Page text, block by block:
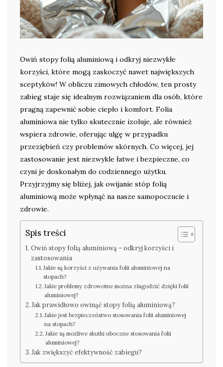
Owiń stopy folią aluminiową i odkryj niezwykłe
korzyści, które mogą zaskoczyć nawet największych
sceptyków! W obliczu zimowych chłodów, ten prosty
zabieg staje się idealnym rozwiązaniem dla osób, które
pragną zapewnić sobie ciepło i komfort. Folia
aluminiowa nie tylko skutecznie izoluje, ale również
wspiera zdrowie, oferując ulgę w przypadku
przeziębień czy problemów skórnych. Co więcej, jej
zastosowanie jest niezwykle łatwe i bezpieczne, co
czyni je doskonałym do codziennego użytku.
Przyjrzyjmy się bliżej, jak owijanie stóp folią
aluminiową może wpłynąć na nasze samopoczucie i
zdrowie.
Spis treści
Owiń stopy folią aluminiową – odkryj korzyści i
zastosowania
Jakie są korzyści z używania folii aluminiowej na
stopach?
Jakie problemy zdrowotne można złagodzić dzięki folii
aluminiowej?
Jak prawidłowo owinąć stopy folią aluminiową?
Jakie jest bezpieczeństwo stosowania folii aluminiowej
na stopach?
Jakie są możliwe skutki uboczne stosowania folii
aluminiowej?
Jak zwiększyć efektywność zabiegu?